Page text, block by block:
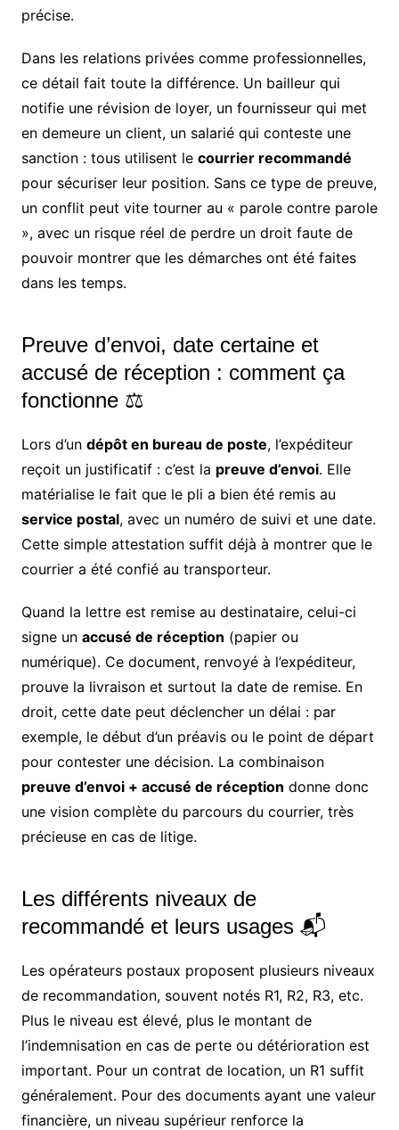
précise.
Dans les relations privées comme professionnelles,
ce détail fait toute la différence. Un bailleur qui
notifie une révision de loyer, un fournisseur qui met
en demeure un client, un salarié qui conteste une
sanction : tous utilisent le courrier recommandé
pour sécuriser leur position. Sans ce type de preuve,
un conflit peut vite tourner au « parole contre parole
», avec un risque réel de perdre un droit faute de
pouvoir montrer que les démarches ont été faites
dans les temps.
Preuve d’envoi, date certaine et
accusé de réception : comment ça
fonctionne ⚖️
Lors d’un dépôt en bureau de poste, l’expéditeur
reçoit un justificatif : c’est la preuve d’envoi. Elle
matérialise le fait que le pli a bien été remis au
service postal, avec un numéro de suivi et une date.
Cette simple attestation suffit déjà à montrer que le
courrier a été confié au transporteur.
Quand la lettre est remise au destinataire, celui-ci
signe un accusé de réception (papier ou
numérique). Ce document, renvoyé à l’expéditeur,
prouve la livraison et surtout la date de remise. En
droit, cette date peut déclencher un délai : par
exemple, le début d’un préavis ou le point de départ
pour contester une décision. La combinaison
preuve d’envoi + accusé de réception donne donc
une vision complète du parcours du courrier, très
précieuse en cas de litige.
Les différents niveaux de
recommandé et leurs usages 📬
Les opérateurs postaux proposent plusieurs niveaux
de recommandation, souvent notés R1, R2, R3, etc.
Plus le niveau est élevé, plus le montant de
l’indemnisation en cas de perte ou détérioration est
important. Pour un contrat de location, un R1 suffit
généralement. Pour des documents ayant une valeur
financière, un niveau supérieur renforce la